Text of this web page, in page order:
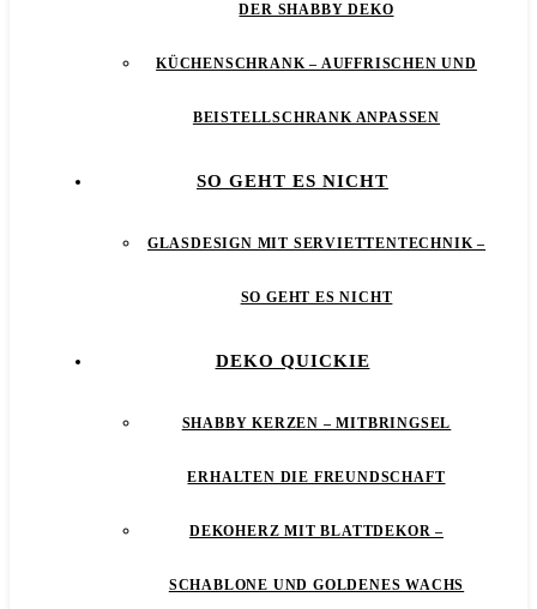
DER SHABBY DEKO
KÜCHENSCHRANK – AUFFRISCHEN UND
BEISTELLSCHRANK ANPASSEN
SO GEHT ES NICHT
GLASDESIGN MIT SERVIETTENTECHNIK –
SO GEHT ES NICHT
DEKO QUICKIE
SHABBY KERZEN – MITBRINGSEL
ERHALTEN DIE FREUNDSCHAFT
DEKOHERZ MIT BLATTDEKOR –
SCHABLONE UND GOLDENES WACHS